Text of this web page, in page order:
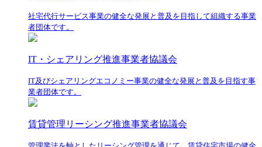
社宅代行サービス事業の健全な発展と普及を目指して組織する事業
者団体です。
IT・シェアリング推進事業者協議会
IT及びシェアリングエコノミー事業の健全な発展と普及を目指す事
業者団体です。
賃貸管理リーシング推進事業者協議会